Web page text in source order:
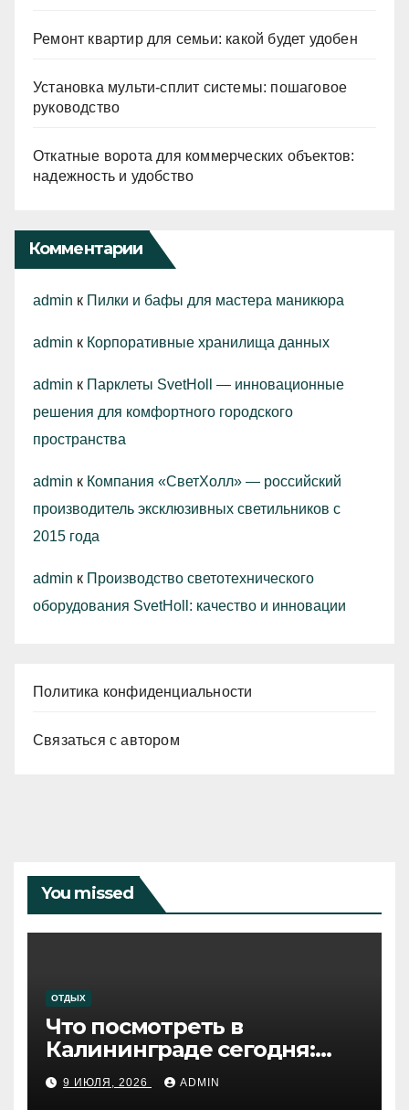
Ремонт квартир для семьи: какой будет удобен
Установка мульти-сплит системы: пошаговое
руководство
Откатные ворота для коммерческих объектов:
надежность и удобство
Комментарии
admin к Пилки и бафы для мастера маникюра
admin к Корпоративные хранилища данных
admin к Парклеты SvetHoll — инновационные
решения для комфортного городского
пространства
admin к Компания «СветХолл» — российский
производитель эксклюзивных светильников с
2015 года
admin к Производство светотехнического
оборудования SvetHoll: качество и инновации
Политика конфиденциальности
Связаться с автором
You missed
ОТДЫХ
Что посмотреть в
Калининграде сегодня:
путеводитель по самому
западному городу России
9 ИЮЛЯ, 2026 ADMIN